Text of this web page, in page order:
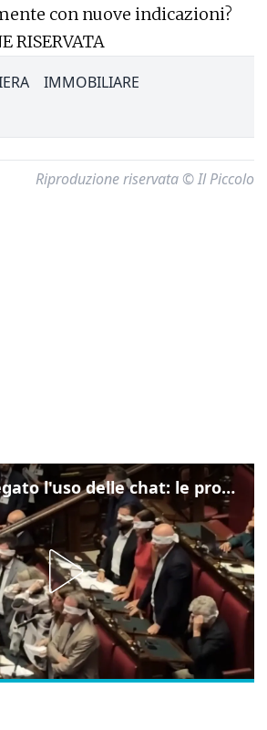
con nuove indicazioni?
RISERVATA
IMMOBILIARE
Riproduzione riservata © Il Piccolo
Delmastro, negato l'uso delle chat: le proteste di Avs e M5s